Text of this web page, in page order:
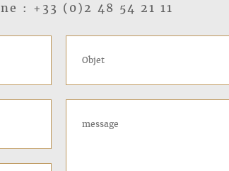
: +33 (0)2 48 54 21 11